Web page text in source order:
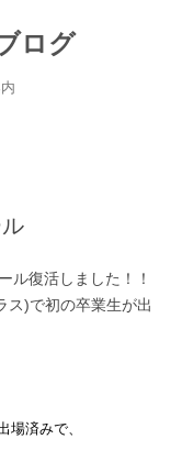
ログ
ル復活しました！！
ス)で初の卒業生が出
場済みで、